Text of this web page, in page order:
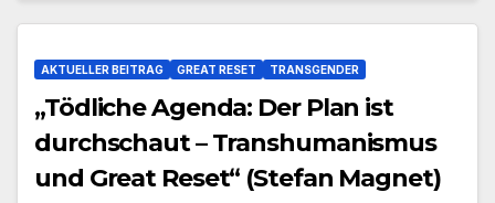
AKTUELLER BEITRAG GREAT RESET TRANSGENDER
„Tödliche Agenda: Der Plan ist
durchschaut – Transhumanismus
und Great Reset“ (Stefan Magnet)